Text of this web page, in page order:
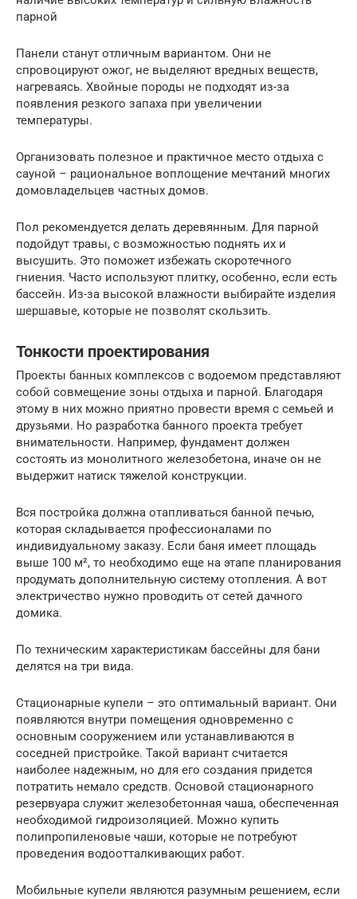
парной
Панели станут отличным вариантом. Они не
спровоцируют ожог, не выделяют вредных веществ,
нагреваясь. Хвойные породы не подходят из-за
появления резкого запаха при увеличении
температуры.
Организовать полезное и практичное место отдыха с
сауной – рациональное воплощение мечтаний многих
домовладельцев частных домов.
Пол рекомендуется делать деревянным. Для парной
подойдут травы, с возможностью поднять их и
высушить. Это поможет избежать скоротечного
гниения. Часто используют плитку, особенно, если есть
бассейн. Из-за высокой влажности выбирайте изделия
шершавые, которые не позволят скользить.
Тонкости проектирования
Проекты банных комплексов с водоемом представляют
собой совмещение зоны отдыха и парной. Благодаря
этому в них можно приятно провести время с семьей и
друзьями. Но разработка банного проекта требует
внимательности. Например, фундамент должен
состоять из монолитного железобетона, иначе он не
выдержит натиск тяжелой конструкции.
Вся постройка должна отапливаться банной печью,
которая складывается профессионалами по
индивидуальному заказу. Если баня имеет площадь
выше 100 м², то необходимо еще на этапе планирования
продумать дополнительную систему отопления. А вот
электричество нужно проводить от сетей дачного
домика.
По техническим характеристикам бассейны для бани
делятся на три вида.
Стационарные купели – это оптимальный вариант. Они
появляются внутри помещения одновременно с
основным сооружением или устанавливаются в
соседней пристройке. Такой вариант считается
наиболее надежным, но для его создания придется
потратить немало средств. Основой стационарного
резервуара служит железобетонная чаша, обеспеченная
необходимой гидроизоляцией. Можно купить
полипропиленовые чаши, которые не потребуют
проведения водоотталкивающих работ.
Мобильные купели являются разумным решением, если